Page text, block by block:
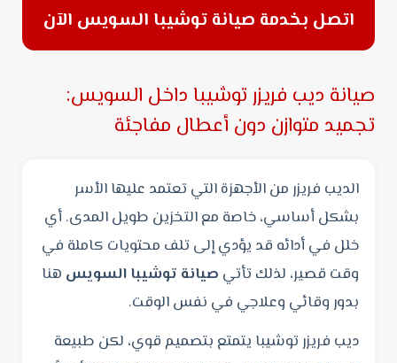
اتصل بخدمة صيانة توشيبا السويس الآن
صيانة ديب فريزر توشيبا داخل السويس:
تجميد متوازن دون أعطال مفاجئة
الديب فريزر من الأجهزة التي تعتمد عليها الأسر
بشكل أساسي، خاصة مع التخزين طويل المدى. أي
خلل في أدائه قد يؤدي إلى تلف محتويات كاملة في
وقت قصير، لذلك تأتي صيانة توشيبا السويس هنا
بدور وقائي وعلاجي في نفس الوقت.
ديب فريزر توشيبا يتمتع بتصميم قوي، لكن طبيعة